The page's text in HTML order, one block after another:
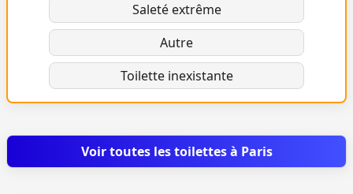
Saleté extrême
Autre
Toilette inexistante
Voir toutes les toilettes à Paris